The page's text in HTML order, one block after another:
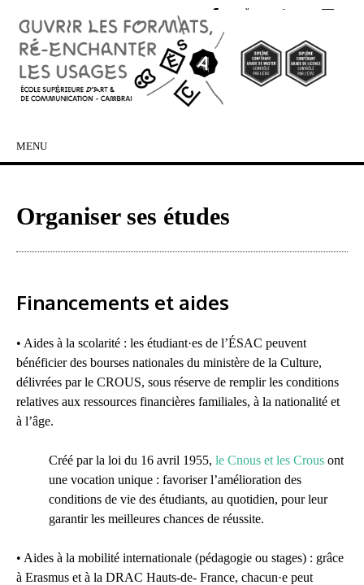
MENU
Organiser ses études
Financements et aides
• Aides à la scolarité : les étudiant·es de l’ÉSAC peuvent
bénéficier des bourses nationales du ministère de la Culture,
délivrées par le CROUS, sous réserve de remplir les conditions
relatives aux ressources financières familiales, à la nationalité et
à l’âge.
Créé par la loi du 16 avril 1955, le Cnous et les Crous ont
une vocation unique : favoriser l’amélioration des
conditions de vie des étudiants, au quotidien, pour leur
garantir les meilleures chances de réussite.
• Aides à la mobilité internationale (pédagogie ou stages) : grâce
à Erasmus et à la DRAC Hauts-de- France, chacun·e peut